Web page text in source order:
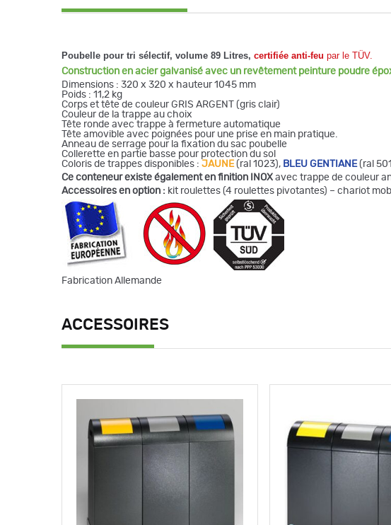
Poubelle pour tri sélectif, volume 89 Litres, certifiée anti-feu par le TÜV.
Construction en acier galvanisé avec un revêtement peinture poudre
Dimensions : 320 x 320 x hauteur 1045 mm
Poids : 11,2 kg
Corps et tête de couleur GRIS ARGENT (gris clair)
Couleur de la trappe au choix
Tête ronde avec trappe à fermeture automatique
Tête amovible avec poignées pour une prise en main pratique.
Anneau de serrage pour la fixation du sac poubelle
Collerette en partie basse pour protection du sol
Coloris de trappes disponibles : JAUNE(ral 1023), BLEU GENTIANE(ral
Ce conteneur existe également en finition INOX avec trappe de couleur
Accessoires en option : kit roulettes (4 roulettes pivotantes) – chariot
Fabrication Allemande
ACCESSOIRES